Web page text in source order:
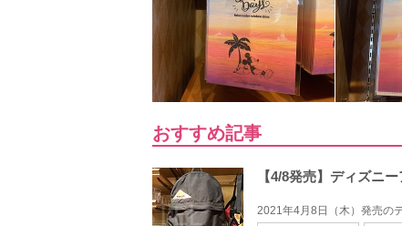
おすすめ記事
【4/8発売】ディズニ
2021年4月8日（木）発売の